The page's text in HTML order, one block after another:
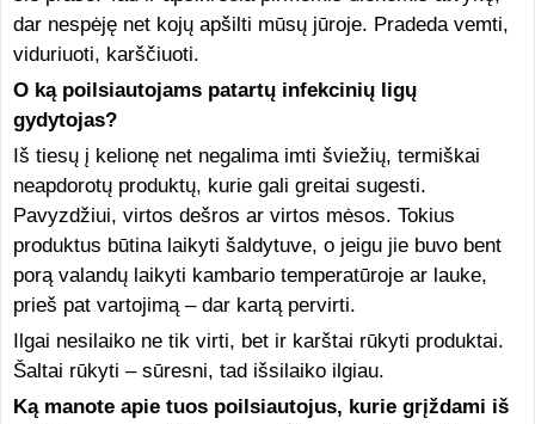
dar nespėję net kojų apšilti mūsų jūroje. Pradeda vemti,
viduriuoti, karščiuoti.
O ką poilsiautojams patartų infekcinių ligų
gydytojas?
Iš tiesų į kelionę net negalima imti šviežių, termiškai
neapdorotų produktų, kurie gali greitai sugesti.
Pavyzdžiui, virtos dešros ar virtos mėsos. Tokius
produktus būtina laikyti šaldytuve, o jeigu jie buvo bent
porą valandų laikyti kambario temperatūroje ar lauke,
prieš pat vartojimą – dar kartą pervirti.
Ilgai nesilaiko ne tik virti, bet ir karštai rūkyti produktai.
Šaltai rūkyti – sūresni, tad išsilaiko ilgiau.
Ką manote apie tuos poilsiautojus, kurie grįždami iš